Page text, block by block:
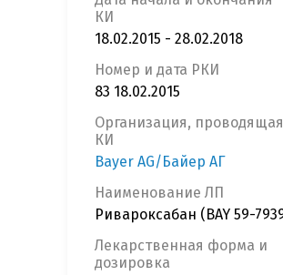
КИ
18.02.2015 - 28.02.2018
Номер и дата РКИ
83 18.02.2015
Организация, проводящая
КИ
Bayer AG/Байер АГ
Наименование ЛП
Ривароксабан (BAY 59-
Лекарственная форма и
дозировка